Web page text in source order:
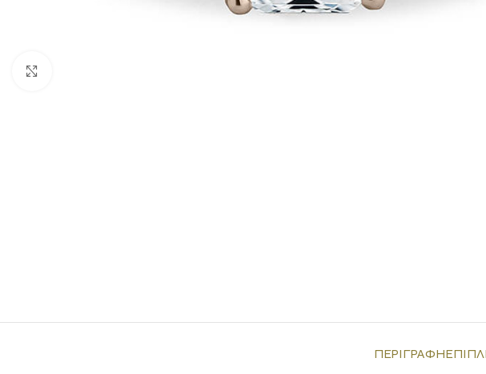
ΠΕΡΙΓΡΑΦΉ